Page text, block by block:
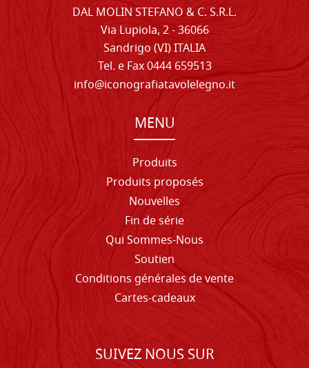
DAL MOLIN STEFANO & C. S.R.L.
Via Lupiola, 2 - 36066
Sandrigo (VI) ITALIA
Tel. e Fax 0444 659513
info@iconografiatavolelegno.it
MENU
Produits
Produits proposés
Nouvelles
Fin de série
Qui Sommes-Nous
Soutien
Conditions générales de vente
Cartes-cadeaux
SUIVEZ NOUS SUR